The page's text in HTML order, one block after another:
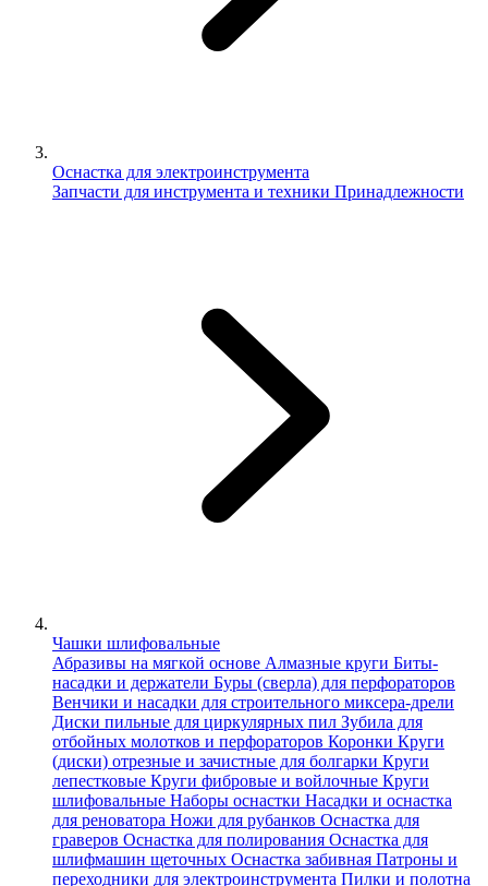
Оснастка для электроинструмента
Запчасти для инструмента и техники Принадлежности
Чашки шлифовальные
Абразивы на мягкой основе Алмазные круги Биты-
насадки и держатели Буры (сверла) для перфораторов
Венчики и насадки для строительного миксера-дрели
Диски пильные для циркулярных пил Зубила для
отбойных молотков и перфораторов Коронки Круги
(диски) отрезные и зачистные для болгарки Круги
лепестковые Круги фибровые и войлочные Круги
шлифовальные Наборы оснастки Насадки и оснастка
для реноватора Ножи для рубанков Оснастка для
граверов Оснастка для полирования Оснастка для
шлифмашин щеточных Оснастка забивная Патроны и
переходники для электроинструмента Пилки и полотна